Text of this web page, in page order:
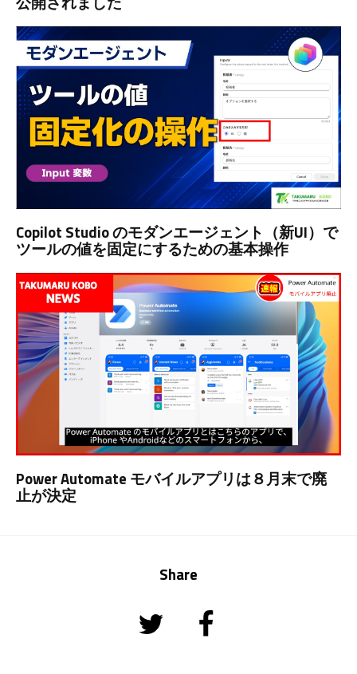
Copilot Studio のモダンエージェント（新UI）で
ツールの値を固定にするための基本操作
Power Automate モバイルアプリは８月末で廃
止が決定
Share